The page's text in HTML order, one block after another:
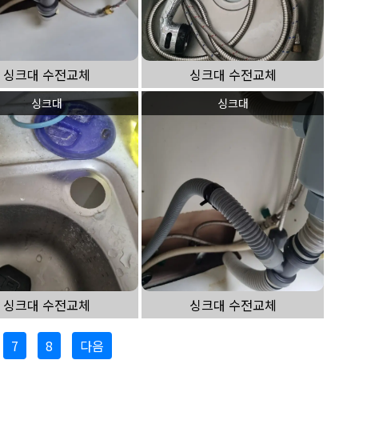
싱크대 수전교체 싱크대 수전교체
싱크대
싱크대 수전교체
싱크대
싱크대 수전교체
7 8 다음